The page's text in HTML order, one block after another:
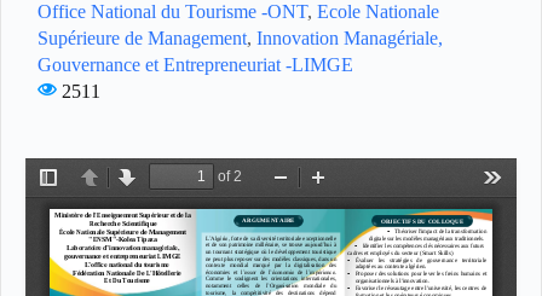
Office National du Tourisme -ONT, Ecole Nationale
Supérieure de Management, Innovation Managériale,
Gouvernance et Entrepreneuriat -LIMGE
2511